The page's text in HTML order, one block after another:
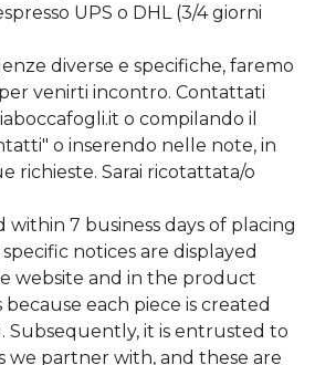
UPS o DHL (3/4 giorni
diverse e specifiche, faremo
venirti incontro. Contattati
o compilando il
o inserendo nelle note, in
richieste. Sarai ricotattata/o
within 7 business days of placing
notices are displayed
website and in the product
because each piece is created
Subsequently, it is entrusted to
we partner with, and these are